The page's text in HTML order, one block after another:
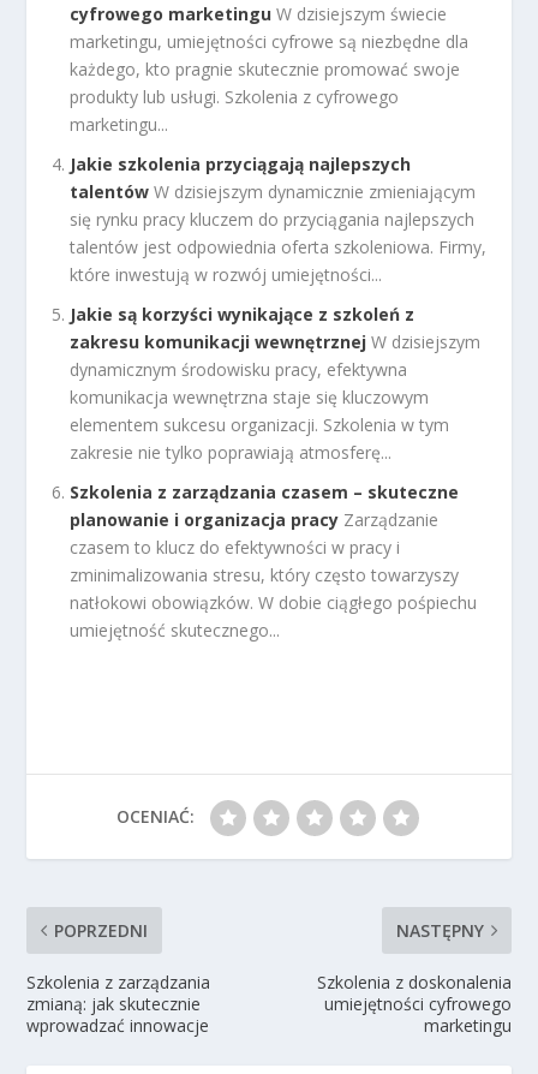
cyfrowego marketingu W dzisiejszym świecie
marketingu, umiejętności cyfrowe są niezbędne dla
każdego, kto pragnie skutecznie promować swoje
produkty lub usługi. Szkolenia z cyfrowego
marketingu...
Jakie szkolenia przyciągają najlepszych
talentów W dzisiejszym dynamicznie zmieniającym
się rynku pracy kluczem do przyciągania najlepszych
talentów jest odpowiednia oferta szkoleniowa. Firmy,
które inwestują w rozwój umiejętności...
Jakie są korzyści wynikające z szkoleń z
zakresu komunikacji wewnętrznej W dzisiejszym
dynamicznym środowisku pracy, efektywna
komunikacja wewnętrzna staje się kluczowym
elementem sukcesu organizacji. Szkolenia w tym
zakresie nie tylko poprawiają atmosferę...
Szkolenia z zarządzania czasem – skuteczne
planowanie i organizacja pracy Zarządzanie
czasem to klucz do efektywności w pracy i
zminimalizowania stresu, który często towarzyszy
natłokowi obowiązków. W dobie ciągłego pośpiechu
umiejętność skutecznego...
OCENIAĆ:
POPRZEDNI
Szkolenia z zarządzania
zmianą: jak skutecznie
wprowadzać innowacje
NASTĘPNY
Szkolenia z doskonalenia
umiejętności cyfrowego
marketingu